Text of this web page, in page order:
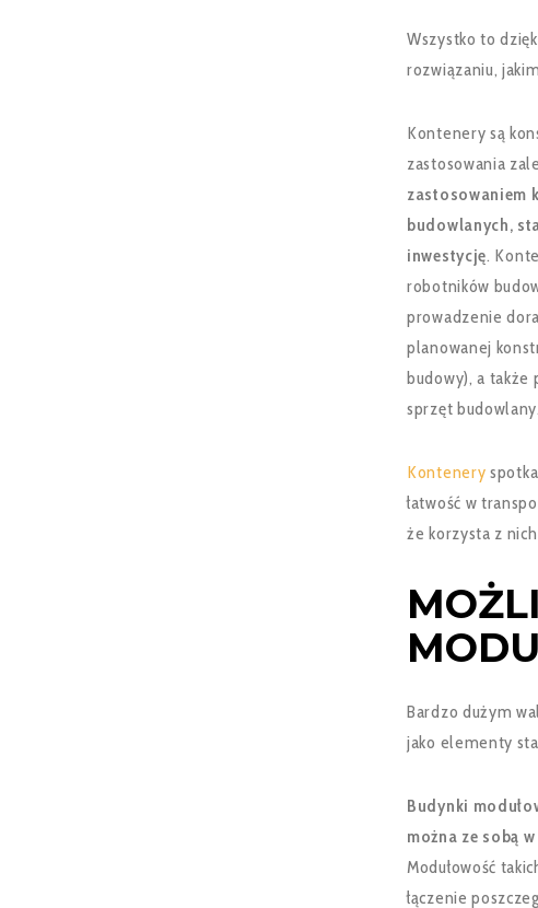
Wszystko to
rozwiązaniu,
Kontenery są
zastosowania
zastosowaniem
budowlanych,
inwestycję.
robotników
prowadzenie
planowanej
budowy), a także
sprzęt budowlany.
Kontenery
łatwość w
że korzysta z
Bardzo dużym
jako elementy
Budynki
można ze sobą
Modułowość
łączenie